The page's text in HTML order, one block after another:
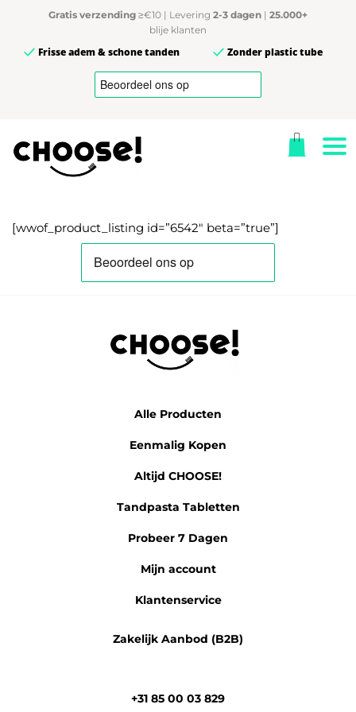
Gratis verzending ≥€10 | Levering 2-3 dagen | 25.000+
blije klanten
Frisse adem & schone tanden Zonder plastic tube
[wwof_product_listing id=”6542″ beta=”true”]
Alle Producten
Eenmalig Kopen
Altijd CHOOSE!
Tandpasta Tabletten
Probeer 7 Dagen
Mijn account
Klantenservice
Zakelijk Aanbod (B2B)
+31 85 00 03 829